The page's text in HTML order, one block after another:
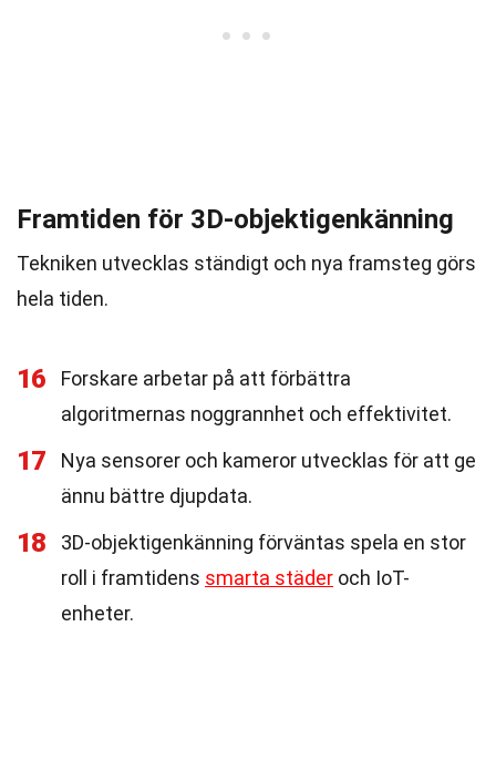
Framtiden för 3D-objektigenkänning
Tekniken utvecklas ständigt och nya framsteg görs
hela tiden.
16
Forskare arbetar på att förbättra
algoritmernas noggrannhet och effektivitet.
17
Nya sensorer och kameror utvecklas för att ge
ännu bättre djupdata.
18
3D-objektigenkänning förväntas spela en stor
roll i framtidens smarta städer och IoT-
enheter.